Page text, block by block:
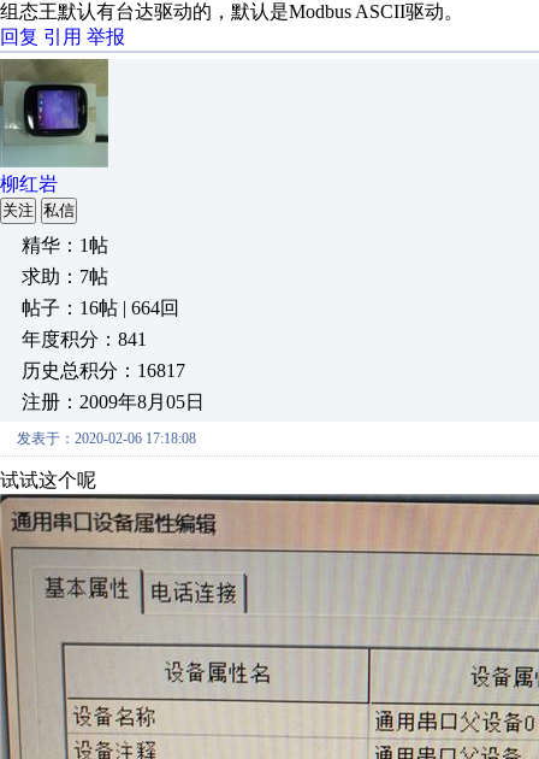
组态王默认有台达驱动的，默认是Modbus ASCII驱动。
回复 引用 举报
柳红岩
关注 私信
精华：1帖
求助：7帖
帖子：16帖 | 664回
年度积分：841
历史总积分：16817
注册：2009年8月05日
发表于：2020-02-06 17:18:08
试试这个呢